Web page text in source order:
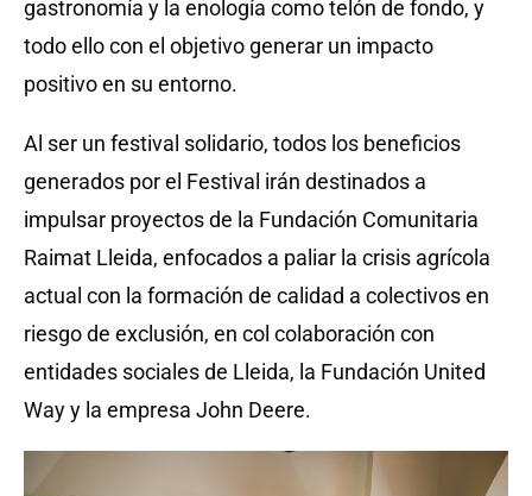
gastronomía y la enología como telón de fondo, y
todo ello con el objetivo generar un impacto
positivo en su entorno.
Al ser un festival solidario, todos los beneficios
generados por el Festival irán destinados a
impulsar proyectos de la Fundación Comunitaria
Raimat Lleida, enfocados a paliar la crisis agrícola
actual con la formación de calidad a colectivos en
riesgo de exclusión, en col colaboración con
entidades sociales de Lleida, la Fundación United
Way y la empresa John Deere.